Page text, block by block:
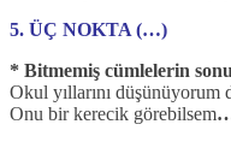
5. ÜÇ NOKTA (…)
* Bitmemiş cümlelerin
Okul yıllarını düşünüyorum
Onu bir kerecik görebilsem